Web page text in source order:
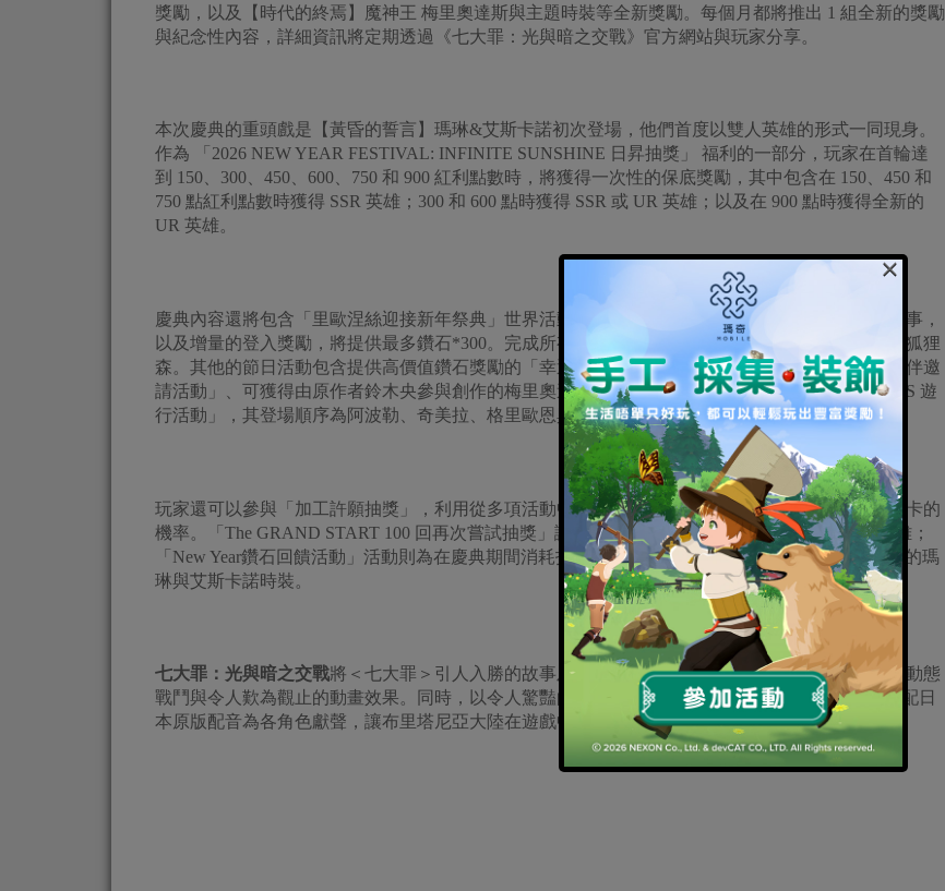
獎勵，以及【時代的終焉】魔神王 梅里奧達斯與主題時裝等全新獎勵。每個月都將推出 1 組全新的獎勵
與紀念性內容，詳細資訊將定期透過《七大罪：光與暗之交戰》官方網站與玩家分享。
本次慶典的重頭戲是【黃昏的誓言】瑪琳&艾斯卡諾初次登場，他們首度以雙人英雄的形式一同現身。
作為 「2026 NEW YEAR FESTIVAL: INFINITE SUNSHINE 日昇抽獎」 福利的一部分，玩家在首輪達
到 150、300、450、600、750 和 900 紅利點數時，將獲得一次性的保底獎勵，其中包含在 150、450 和
750 點紅利點數時獲得 SSR 英雄；300 和 600 點時獲得 SSR 或 UR 英雄；以及在 900 點時獲得全新的
UR 英雄。
慶典內容還將包含「里歐涅絲迎接新年祭典」世界活動，帶來以梅里奧達斯為主角的全新季節性故事，
以及增量的登入獎勵，將提供最多鑽石*300。完成所有新年任務後，將可獲得英雄【旅行的嚮導】狐狸
森。其他的節日活動包含提供高價值鑽石獎勵的「幸運的轉轉樂」、針對新玩家與回歸玩家的「同伴邀
請活動」、可獲得由原作者鈴木央參與創作的梅里奧達斯時裝的主題突擊任務，以及回歸的「BOSS 遊
行活動」，其登場順序為阿波勒、奇美拉、格里歐恩與嘎斯。
玩家還可以參與「加工許願抽獎」，利用從多項活動中獲得的「時間的結晶」來提升獲得所選加工卡的
機率。「The GRAND START 100 回再次嘗試抽獎」讓玩家在下載最新更新後，立即獲得 10 位英雄；
「New Year鑽石回饋活動」活動則為在慶典期間消耗指定數量鑽石的玩家提供額外獎勵，包含獨特的瑪
琳與艾斯卡諾時裝。
七大罪：光與暗之交戰將＜七大罪＞引人入勝的故事及冒險旅程，帶入回合制RPG手機遊戲，具有動態
戰鬥與令人歎為觀止的動畫效果。同時，以令人驚豔的3D高畫質畫面、100多個戲劇性的動畫，搭配日
本原版配音為各角色獻聲，讓布里塔尼亞大陸在遊戲中栩栩如生重現。
×